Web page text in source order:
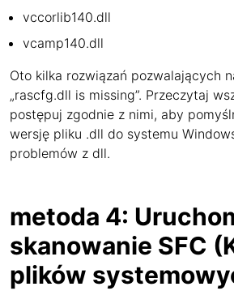
vccorlib140.dll
vcamp140.dll
Oto kilka rozwiązań pozwalających
„rascfg.dll is missing”. Przeczytaj
postępuj zgodnie z nimi, aby
wersję pliku .dll do systemu
problemów z dll.
metoda 4:
skanowanie SFC
plików